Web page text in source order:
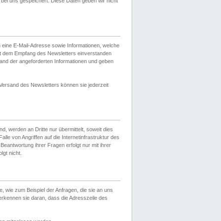
E-Mail-Adresse sowie Informationen, welche
Empfang des Newsletters einverstanden
der angeforderten Informationen und geben
des Newsletters können sie jederzeit
werden an Dritte nur übermittelt, soweit dies
von Angriffen auf die Internetinfrastruktur des
ihrer Fragen erfolgt nur mit ihrer
nicht.
wie zum Beispiel der Anfragen, die sie an uns
sie daran, dass die Adresszeile des